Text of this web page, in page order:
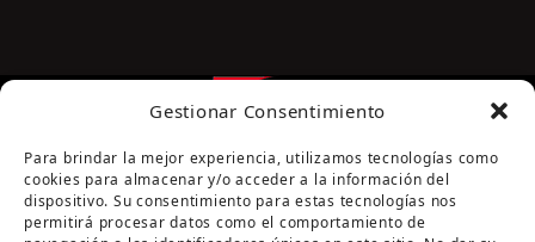
Gestionar Consentimiento
Para brindar la mejor experiencia, utilizamos tecnologías como
cookies para almacenar y/o acceder a la información del
dispositivo. Su consentimiento para estas tecnologías nos
permitirá procesar datos como el comportamiento de